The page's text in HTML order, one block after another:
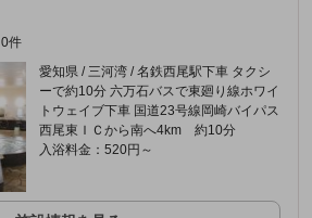
0件
愛知県 / 三河湾 / 名鉄西尾駅下車 タクシ
ーで約10分 六万石バスで東廻り線ホワイ
トウェイブ下車 国道23号線岡崎バイパス
西尾東ＩＣから南へ4km 約10分
入浴料金：520円～